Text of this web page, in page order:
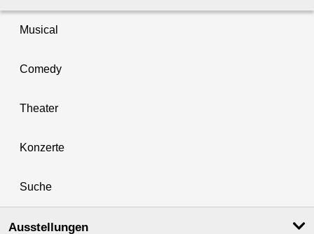
Musical
Comedy
Theater
Konzerte
Suche
Ausstellungen